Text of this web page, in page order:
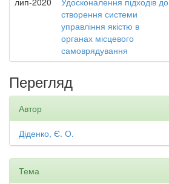
створення системи
управління якістю в
органах місцевого
самоврядування
Перегляд
Автор
Діденко, Є. О.
Тема